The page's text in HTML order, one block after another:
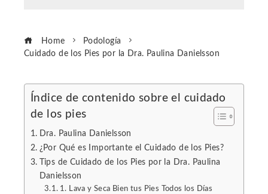
Home
Podología
Cuidado de los Pies por la Dra. Paulina Danielsson
Índice de contenido sobre el cuidado
de los pies
Dra. Paulina Danielsson
¿Por Qué es Importante el Cuidado de los Pies?
Tips de Cuidado de los Pies por la Dra. Paulina
Danielsson
1. Lava y Seca Bien tus Pies Todos los Días